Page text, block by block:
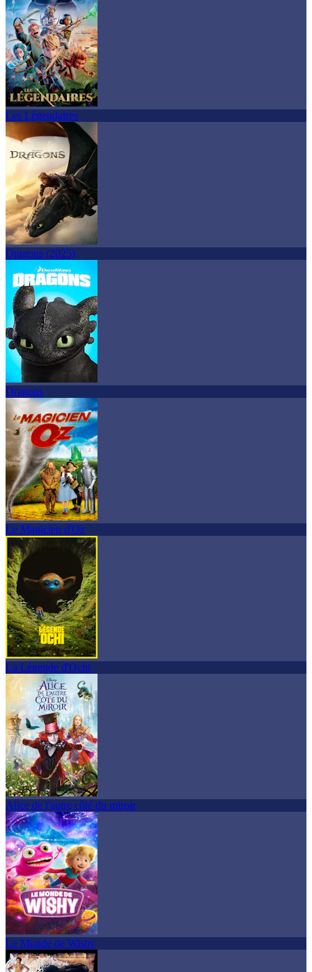
Les Légendaires
Dragons (2025)
Dragons
Le Magicien d'Oz
La Légende d'Ochi
Alice de l'autre côté du miroir
Le Monde de Wishy